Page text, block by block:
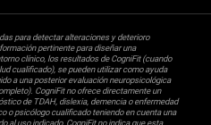
para detectar alteraciones y deterioro
pertinente para diseñar una
clínico, los resultados de CogniFit (cuando
cualificado), se pueden utilizar como ayuda
a una posterior evaluación neuropsicológica
CogniFit no ofrece directamente un
de TDAH, dislexia, demencia o enfermedad
o psicólogo cualificado teniendo en cuenta una
al uso indicado, CogniFit no indica que esta